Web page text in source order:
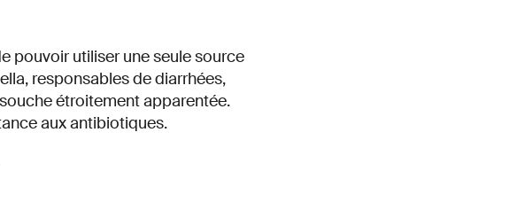
pouvoir utiliser une seule source
responsables de diarrhées,
étroitement apparentée.
aux antibiotiques.